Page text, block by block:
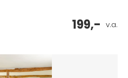
v.a.
199,-